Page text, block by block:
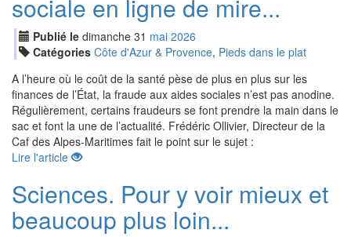
sociale en ligne de mire...
Publié le dimanche 31 mai 2026
Catégories Côte d'Azur & Provence, Pieds dans le plat
A l’heure où le coût de la santé pèse de plus en plus sur les
finances de l’État, la fraude aux aides sociales n’est pas anodine.
Régulièrement, certains fraudeurs se font prendre la main dans le
sac et font la une de l’actualité. Frédéric Ollivier, Directeur de la
Caf des Alpes-Maritimes fait le point sur le sujet :
Lire l'article
Sciences. Pour y voir mieux et
beaucoup plus loin...